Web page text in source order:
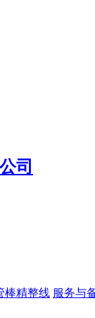
棒精整线 服务与